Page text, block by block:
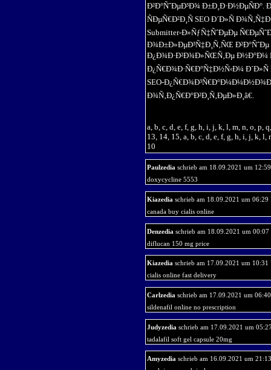
Ð²Ð°ÑˆÐµÐ³Ð¾ Ð±Ð¸Ð·Ð½ÐµÑÐ°.
ÑÐµÑ€Ð²Ð¸Ñ SEO Ð´Ð»Ñ
Submitter-Ð»ÑƒÑ‡ÑˆÐµÐµ
Ð¾Ð±Ð»ÐµÐ³Ñ‡Ð¸Ñ‚ÑŒ
Ð¿Ð¾Ð·Ð²Ð¾Ð»ÑŒÑ‚Ðµ Ð½Ð°Ð¼
Ð¿Ñ€Ð¾Ð·Ñ€Ð°Ñ‡Ð½Ñ‹Ð¼ Ð´Ð»Ñ
SEO-
Ð¾Ñ‚Ð¿Ñ€Ð°Ð²Ð¸Ñ‚ÐµÐ»Ð¸â€.
a, b, c, d, e, f, g, h, i, j, k, l, m, n, o, p,
13, 14, 15, a, b, c, d, e, f, g, h, i, j, k, l,
10
Paulzedia schrieb am 18.09.2021 um
doxycycline 5553
Kiazedia schrieb am 18.09.2021 um 06:29
canada buy cialis online
Denzedia schrieb am 18.09.2021 um 00:07
diflucan 150 mg price
Kiazedia schrieb am 17.09.2021 um 10:31
cialis online fast delivery
Carlzedia schrieb am 17.09.2021 um
sildenafil online no prescription
Judyzedia schrieb am 17.09.2021 um
tadalafil soft gel capsule 20mg
Amyzedia schrieb am 16.09.2021 um